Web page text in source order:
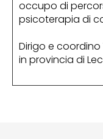
occupo di
psicoterapia di
Dirigo e
in provincia di